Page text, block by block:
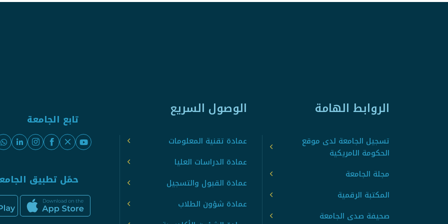
الروابط الهامة
تسجيل الجامعة لدى موقع
الحكومة الامريكية
مجلة الجامعة
المكتبة الرقمية
صحيفة صدى الجامعة
الوصول السريع
عمادة تقنية المعلومات
عمادة الدراسات العليا
عمادة القبول والتسجيل
عمادة شؤون الطلاب
تابع الجامعة
حمّل تطبيق